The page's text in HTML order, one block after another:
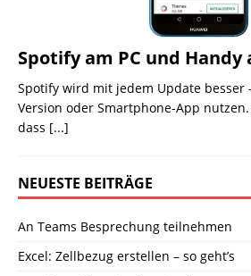
Spotify am PC und
Spotify wird mit jedem Update besser
Version oder Smartphone-App
dass [...]
NEUESTE BEITRÄGE
An Teams Besprechung teilnehmen
Excel: Zellbezug erstellen – so geht’s